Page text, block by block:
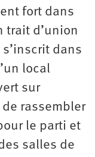
fort dans
trait d’union
dans
local
sur
rassembler
le parti et
salles de